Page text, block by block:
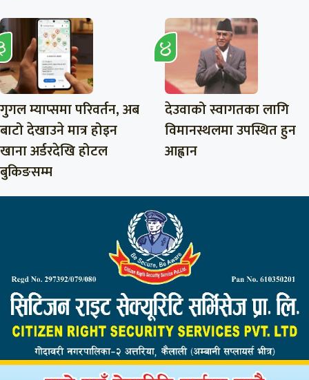
गुगल म्याप्समा परिवर्तन, अब
बाटो देखाउने मात्र होइन
खाना अर्डरदेखि होटल
बुकिङसम्म
देउवाको स्वागतका लागि
विमानस्थलमा उपस्थित हुन
आह्वान